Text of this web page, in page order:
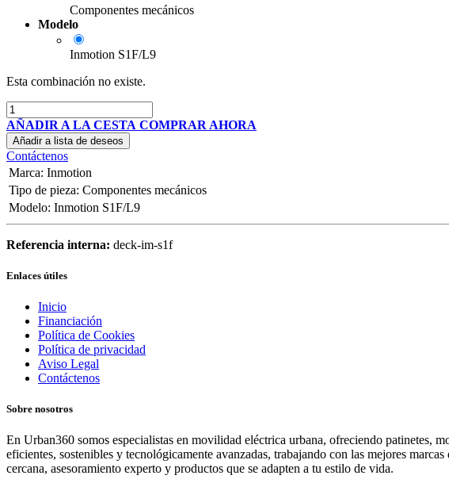
Componentes mecánicos
Modelo
Inmotion S1F/L9
Esta combinación no existe.
AÑADIR A LA CESTA COMPRAR AHORA
Añadir a lista de deseos
Contáctenos
Marca: Inmotion
Tipo de pieza: Componentes mecánicos
Modelo: Inmotion S1F/L9
Referencia interna: deck-im-s1f
Enlaces útiles
Inicio
Financiación
Política de Cookies
Política de privacidad
Aviso Legal
Contáctenos
Sobre nosotros
En Urban360 somos especialistas en movilidad eléctrica urbana, ofreciendo patinetes,
eficientes, sostenibles y tecnológicamente avanzadas, trabajando con las mejores
cercana, asesoramiento experto y productos que se adapten a tu estilo de vida.